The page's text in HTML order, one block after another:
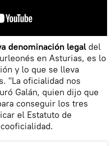
denominación legal del
en Asturias, es lo
y lo que se lleva
"La oficialidad nos
Galán, quien dijo que
conseguir los tres
el Estatuto de